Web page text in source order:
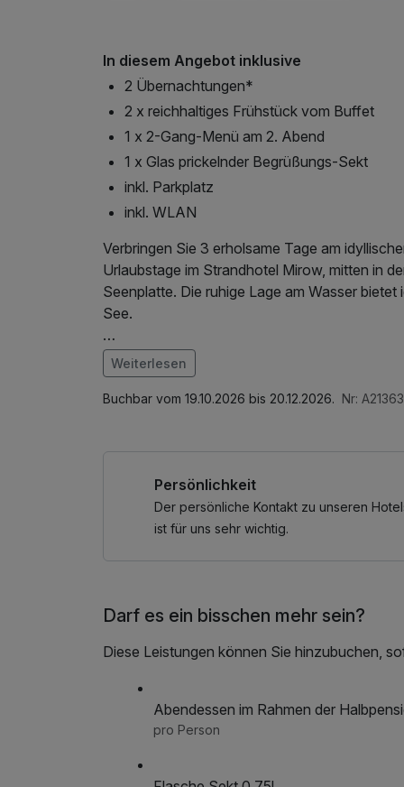
In diesem Angebot inklusive
2 Übernachtungen*
2 x reichhaltiges Frühstück vom Buffet
1 x 2-Gang-Menü am 2. Abend
1 x Glas prickelnder Begrüßungs-Sekt
inkl. Parkplatz
inkl. WLAN
Verbringen Sie 3 erholsame Tage am
Urlaubstage im Strandhotel Mirow, mitten in
Seenplatte. Die ruhige Lage am Wasser
See.
Starten Sie jeden Morgen mit einem
Mirow entdecken. Ob Spaziergänge entlang
Stunden am See – hier verbinden sich
Freuen Sie sich auf eine erholsame Auszeit
Genuss und Ruhe perfekt miteinander
Im Angebot enthalten
Parkplatz, W-LAN Nutzung / Internetnutzung,
Weiterlesen
Buchbar vom 19.10.2026 bis 20.12.2026. Nr:
Persönlichkeit
Der persönliche Kontakt zu unseren
ist für uns sehr wichtig.
Darf es ein bisschen mehr sein?
Diese Leistungen können Sie hinzubuchen,
Abendessen im Rahmen der
pro Person